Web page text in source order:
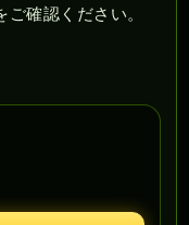
ご確認ください。